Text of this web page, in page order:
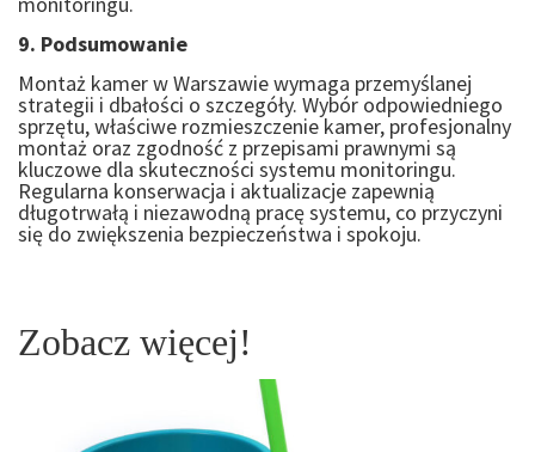
9. Podsumowanie
Montaż kamer w Warszawie wymaga przemyślanej
strategii i dbałości o szczegóły. Wybór odpowiedniego
sprzętu, właściwe rozmieszczenie kamer, profesjonalny
montaż oraz zgodność z przepisami prawnymi są
kluczowe dla skuteczności systemu monitoringu.
Regularna konserwacja i aktualizacje zapewnią
długotrwałą i niezawodną pracę systemu, co przyczyni
się do zwiększenia bezpieczeństwa i spokoju.
Zobacz więcej!